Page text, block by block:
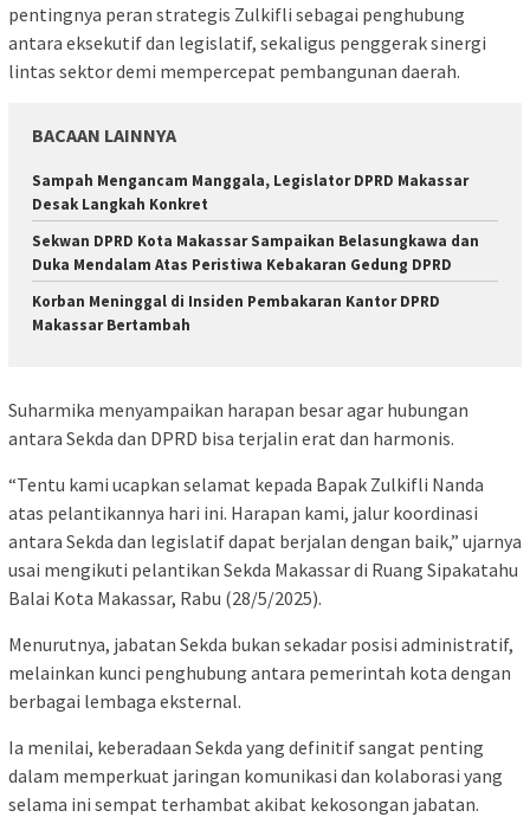
pentingnya peran strategis Zulkifli sebagai penghubung
antara eksekutif dan legislatif, sekaligus penggerak sinergi
lintas sektor demi mempercepat pembangunan daerah.
BACAAN LAINNYA
Sampah Mengancam Manggala, Legislator DPRD Makassar
Desak Langkah Konkret
Sekwan DPRD Kota Makassar Sampaikan Belasungkawa dan
Duka Mendalam Atas Peristiwa Kebakaran Gedung DPRD
Korban Meninggal di Insiden Pembakaran Kantor DPRD
Makassar Bertambah
Suharmika menyampaikan harapan besar agar hubungan
antara Sekda dan DPRD bisa terjalin erat dan harmonis.
“Tentu kami ucapkan selamat kepada Bapak Zulkifli Nanda
atas pelantikannya hari ini. Harapan kami, jalur koordinasi
antara Sekda dan legislatif dapat berjalan dengan baik,” ujarnya
usai mengikuti pelantikan Sekda Makassar di Ruang Sipakatahu
Balai Kota Makassar, Rabu (28/5/2025).
Menurutnya, jabatan Sekda bukan sekadar posisi administratif,
melainkan kunci penghubung antara pemerintah kota dengan
berbagai lembaga eksternal.
Ia menilai, keberadaan Sekda yang definitif sangat penting
dalam memperkuat jaringan komunikasi dan kolaborasi yang
selama ini sempat terhambat akibat kekosongan jabatan.